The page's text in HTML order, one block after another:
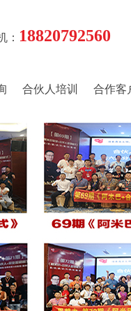
： 18820792560
合伙人培训 合作客